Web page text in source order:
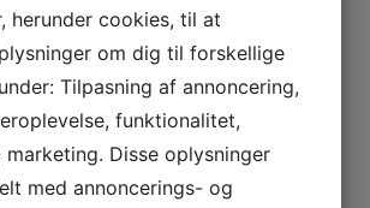
validering og bør ikke ændres.
herunder cookies, til at
om dig til forskellige
Tilpasning af annoncering,
funktionalitet,
Disse oplysninger
med annoncerings- og